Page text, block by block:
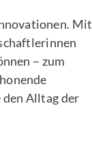
Mit
– zum
Alltag der